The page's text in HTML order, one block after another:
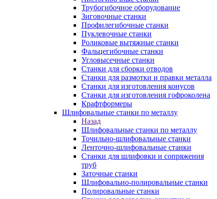
Трубогибочное оборудование
Зиговочные станки
Профилегибочные станки
Пуклевочные станки
Роликовые вытяжные станки
Фальцегибочные станки
Угловысечные станки
Станки для сборки отводов
Станки для размотки и правки металла
Станки для изготовления конусов
Станки для изготовления гофроколена
Крафтформеры
Шлифовальные станки по металлу
Назад
Шлифовальные станки по металлу
Точильно-шлифовальные станки
Ленточно-шлифовальные станки
Станки для шлифовки и сопряжения
труб
Заточные станки
Шлифовально-полировальные станки
Полировальные станки